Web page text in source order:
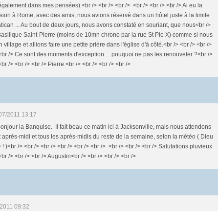
dans mes pensées).<br /> <br /> <br /> <br /> <br /> <br /> Ai eu la
à Rome, avec des amis, nous avions réservé dans un hôtel juste à la limite
... Au bout de deux jours, nous avons constaté en souriant, que nous<br />
Saint-Pierre (moins de 10mn chrono par la rue St Pie X) comme si nous
village et allions faire une petite prière dans l'église d'à côté.<br /> <br /> <br />
/> Ce sont des moments d'exception ... pouquoi ne pas les renouveler ?<br />
/> <br /> <br /> Pierre.<br /> <br /> <br /> <br />
2011 13:17
la Banquise. Il fait beau ce matin ici à Jacksonville, mais nous attendons
midi et tous les après-midis du reste de la semaine, selon la météo ( Dieu
! )<br /> <br /> <br /> <br /> <br /> <br /> <br /> <br /> <br /> Salutations pluvieux
/> <br /> <br /> Augustin<br /> <br /> <br /> <br />
09:32